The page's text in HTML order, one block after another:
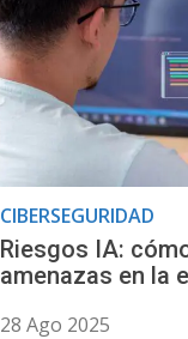
CIBERSEGURIDAD
Riesgos IA:
amenazas en la
28 Ago 2025